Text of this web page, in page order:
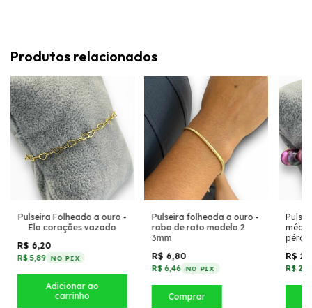
Produtos relacionados
Pulseira Folheado a ouro -
Elo corações vazado
R$ 6,20
R$ 5,89 NO PIX
Pulseira folheada a ouro -
rabo de rato modelo 2
3mm
R$ 6,80
R$ 6,46 NO PIX
Comprar
R$
R$